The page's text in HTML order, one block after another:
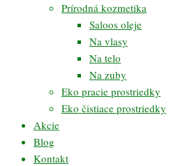
Prírodná kozmetika
Saloos oleje
Na vlasy
Na telo
Na zuby
Eko pracie prostriedky
Eko čistiace prostriedky
Akcie
Blog
Kontakt